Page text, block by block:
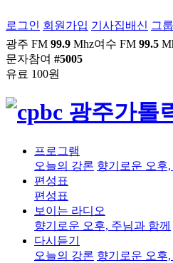
로그인 회원가입 기사집배신 그
광주 FM 99.9 Mhz여수 FM 99.5
문자참여 #5005
유료 100원
프로그램
오늘의 강론 향기로운 오후,
편성표
편성표
보이는 라디오
향기로운 오후, 주님과 함께
다시듣기
오늘의 강론 향기로운 오후,